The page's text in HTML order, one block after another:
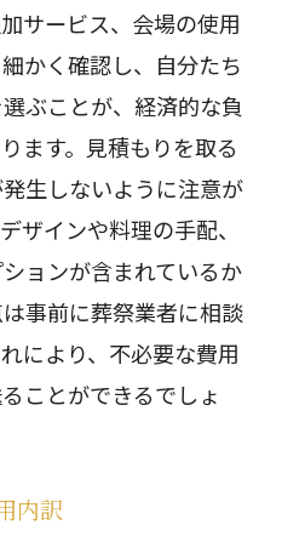
サービス、会場の使用
かく確認し、自分たち
ぶことが、経済的な負
ます。見積もりを取る
生しないように注意が
ザインや料理の手配、
ョンが含まれているか
事前に葬祭業者に相談
により、不必要な費用
ことができるでしょ
内訳